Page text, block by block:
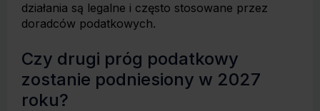
działania są legalne i często stosowane przez
doradców podatkowych.
Czy drugi próg podatkowy
zostanie podniesiony w 2027
roku?